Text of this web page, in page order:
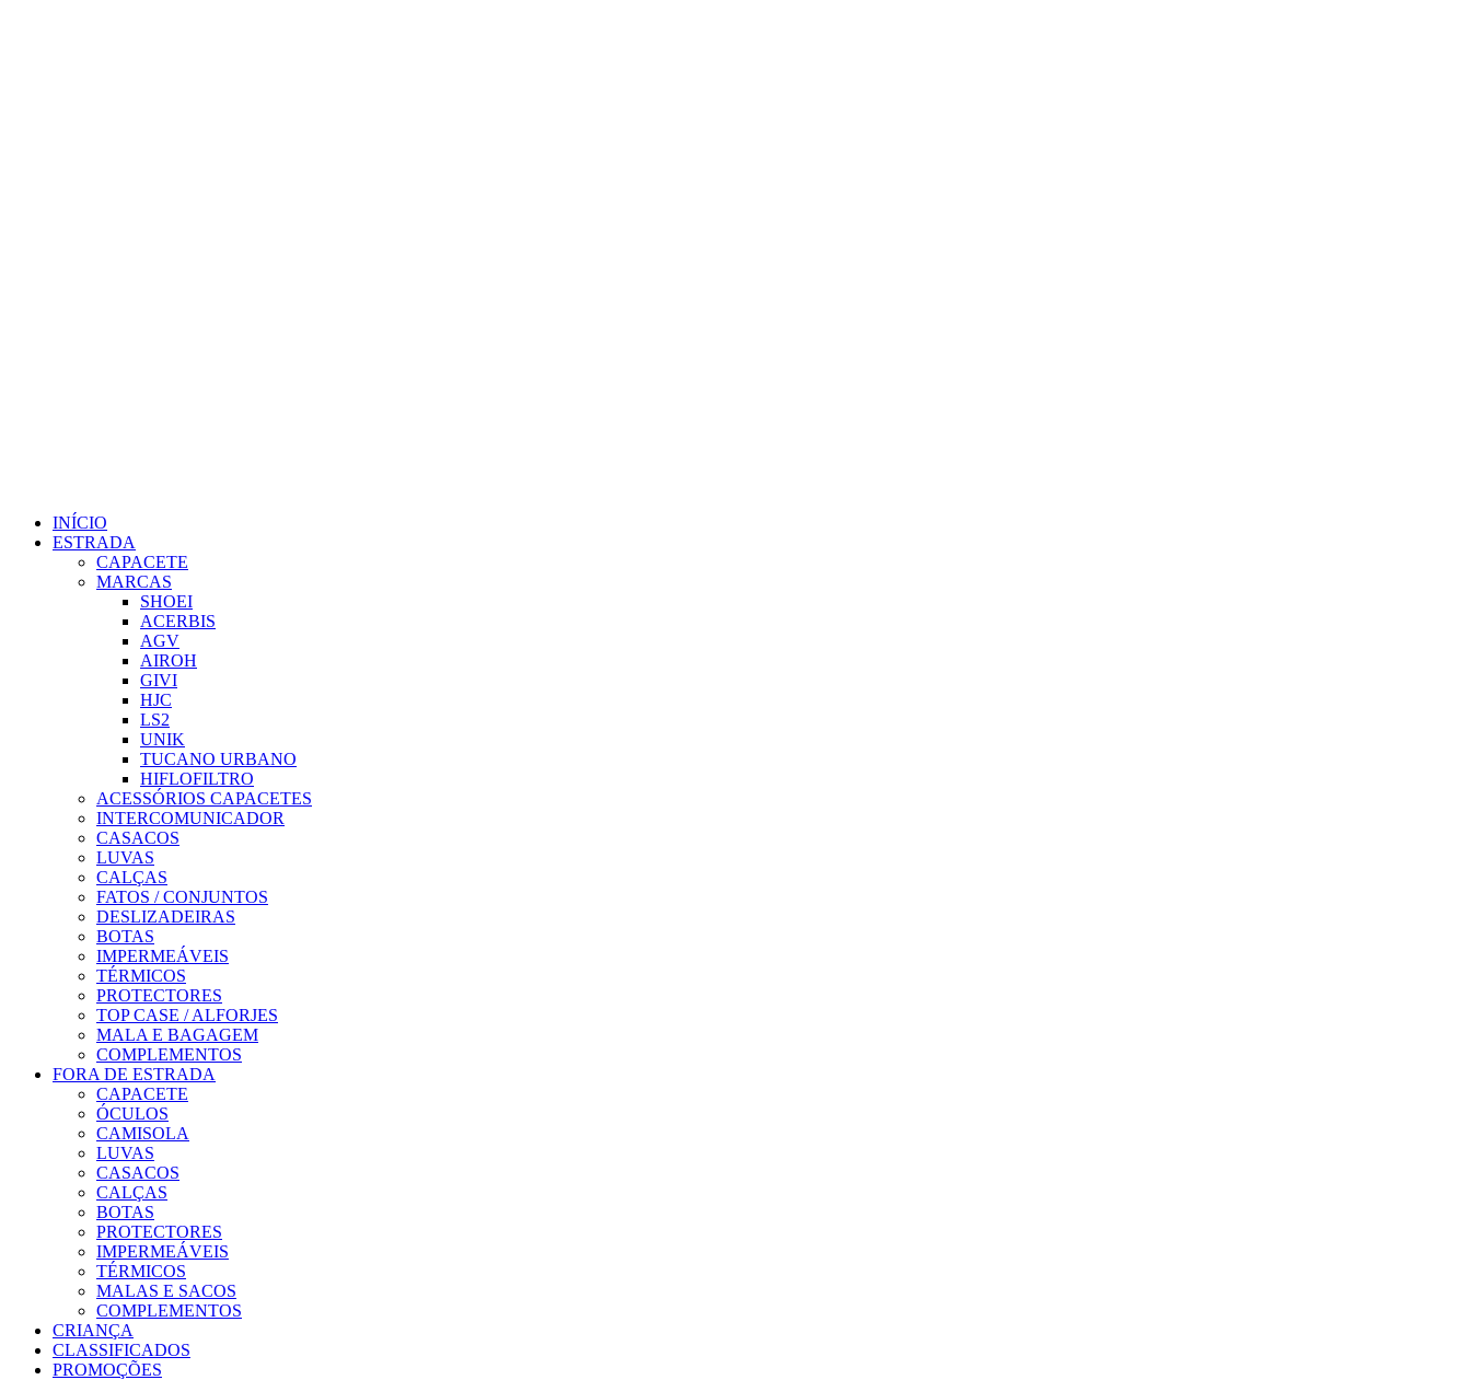
INÍCIO
ESTRADA
CAPACETE
MARCAS
SHOEI
ACERBIS
AGV
AIROH
GIVI
HJC
LS2
UNIK
TUCANO URBANO
HIFLOFILTRO
ACESSÓRIOS CAPACETES
INTERCOMUNICADOR
CASACOS
LUVAS
CALÇAS
FATOS / CONJUNTOS
DESLIZADEIRAS
BOTAS
IMPERMEÁVEIS
TÉRMICOS
PROTECTORES
TOP CASE / ALFORJES
MALA E BAGAGEM
COMPLEMENTOS
FORA DE ESTRADA
CAPACETE
ÓCULOS
CAMISOLA
LUVAS
CASACOS
CALÇAS
BOTAS
PROTECTORES
IMPERMEÁVEIS
TÉRMICOS
MALAS E SACOS
COMPLEMENTOS
CRIANÇA
CLASSIFICADOS
PROMOÇÕES